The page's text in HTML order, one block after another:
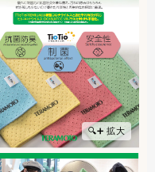
🔍➕ 拡大